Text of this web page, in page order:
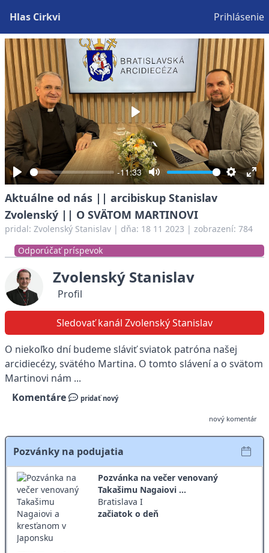
Hlas Cirkvi Prihlásenie
Play
-11:33
Mute Settings
Play
Aktuálne od nás || arcibiskup Stanislav
Zvolenský || O SVÄTOM MARTINOVI
pridal: Zvolenský Stanislav | dňa: 18 11 2023 | zobrazení: 784
Odporúčať príspevok
Zvolenský Stanislav
Profil
Sledovať kanál Zvolenský Stanislav
O niekoľko dní budeme sláviť sviatok patróna našej
arcidiecézy, svätého Martina. O tomto slávení a o svätom
Martinovi nám ...
Komentáre
pridať nový
nový komentár
Pozvánky na podujatia
Pozvánka na večer venovaný
Takašimu Nagaiovi ...
Bratislava I
začiatok o deň